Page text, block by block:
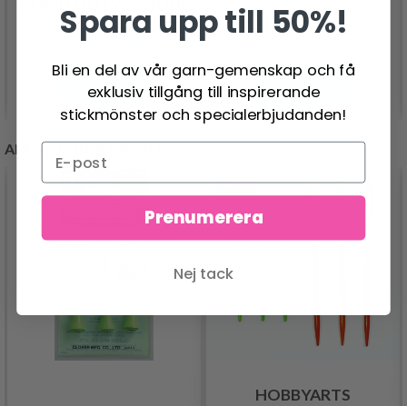
244.00 SEK
Se produkt
84.95 SEK
Se produkt
ANDRA KUNDER KÖPTE
- 40%
HOBBYARTS
Spara upp till 50%!
Bli en del av vår garn-gemenskap och få
exklusiv tillgång till inspirerande
stickmönster och specialerbjudanden!
Prenumerera
Nej tack